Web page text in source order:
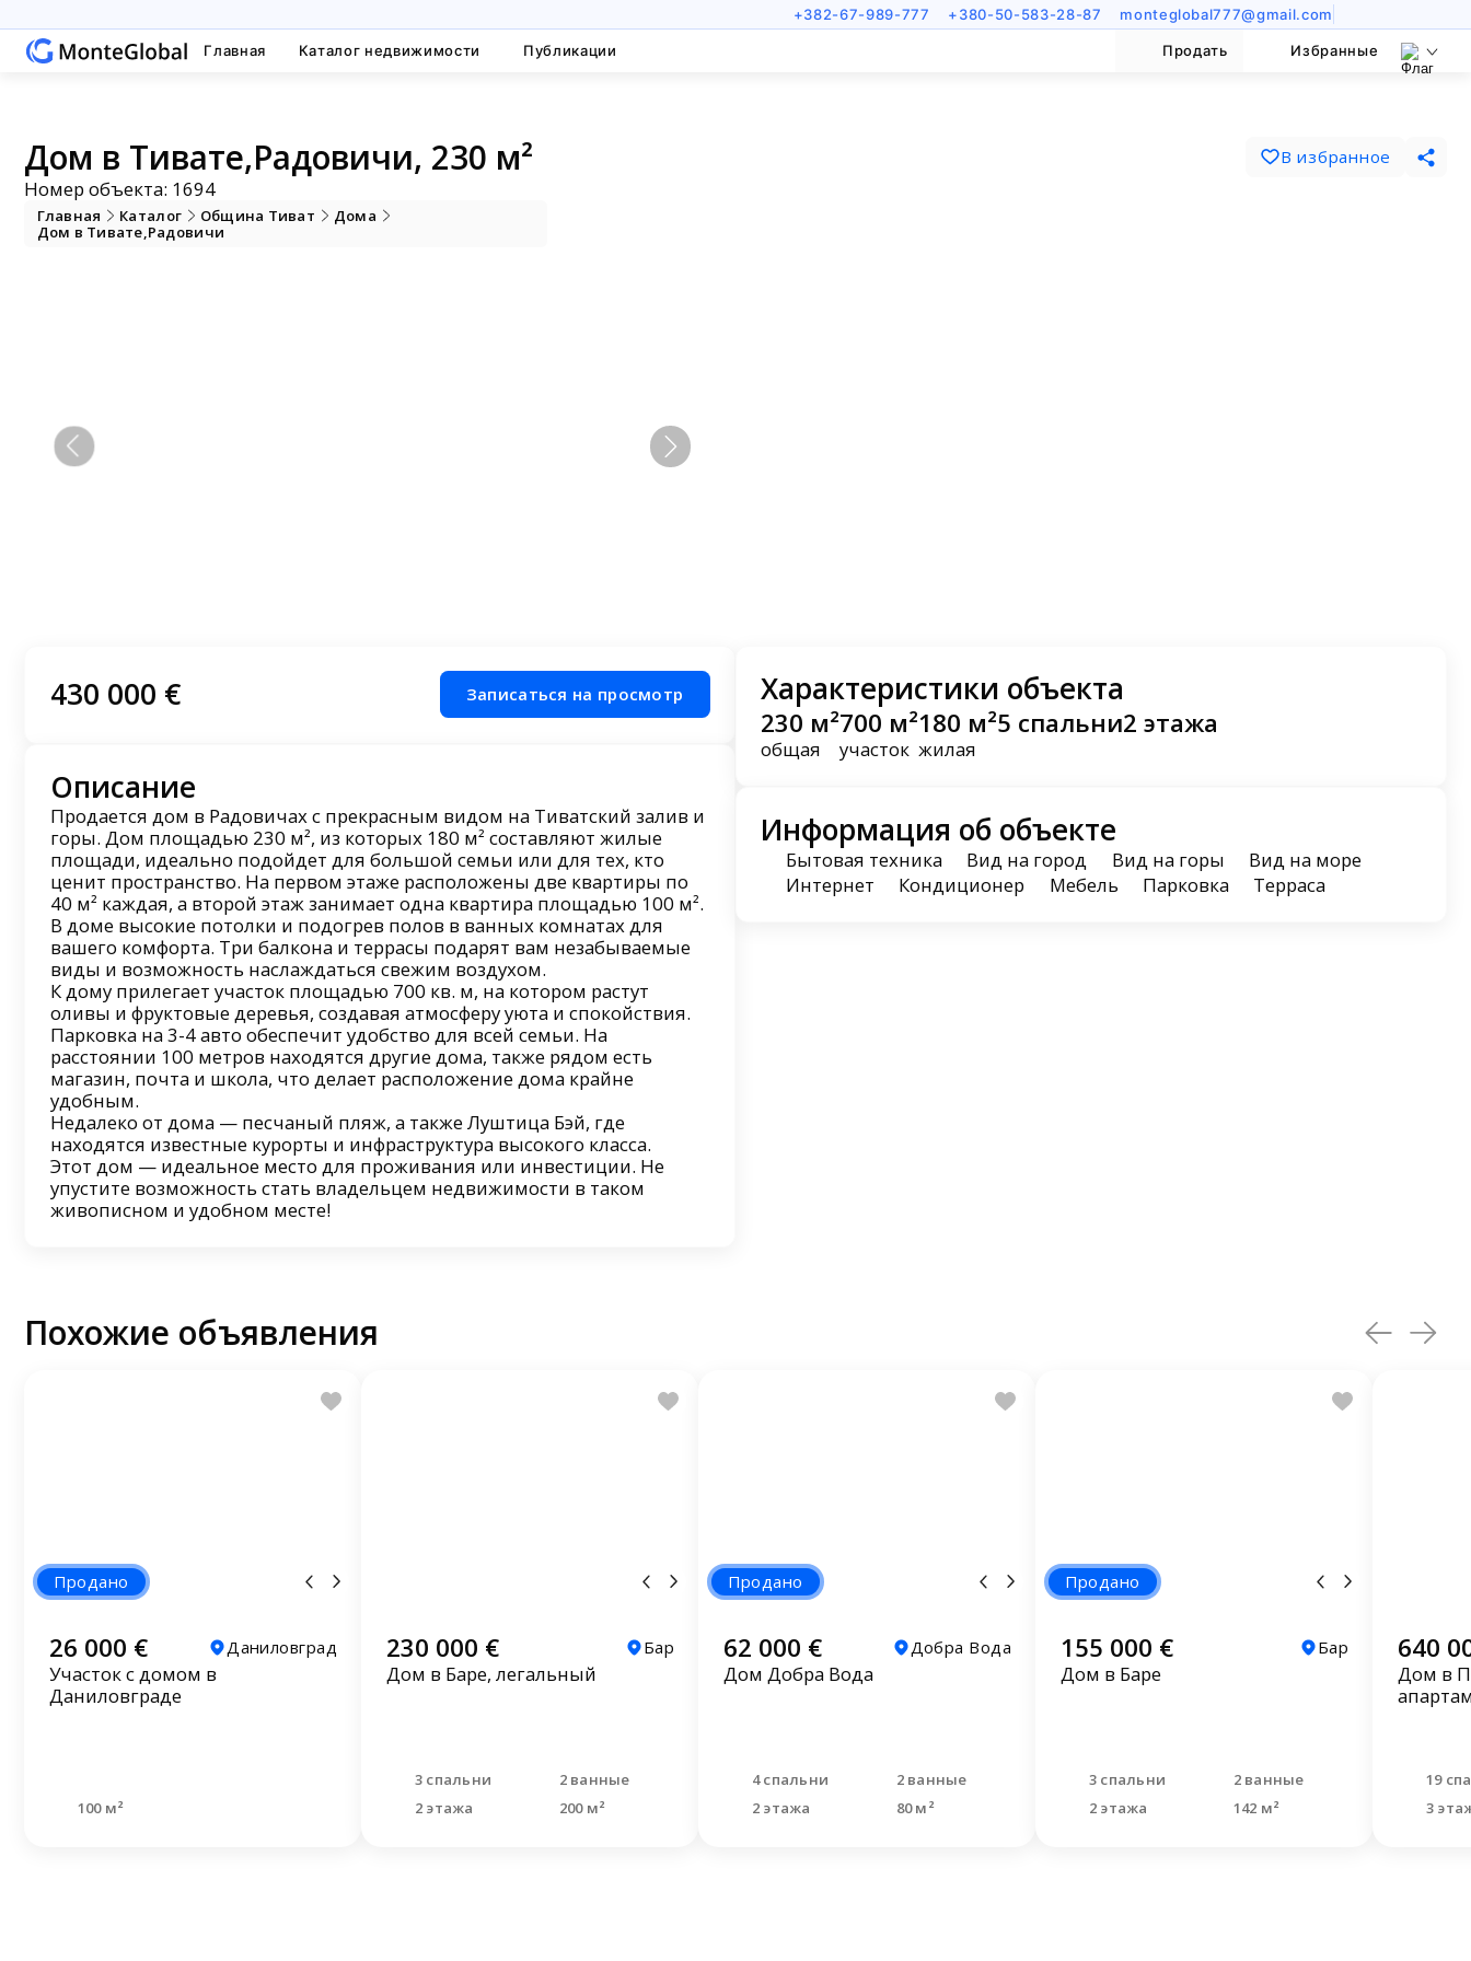
+382-67-989-777 +380-50-583-28-87 monteglobal777@gmail.com
Главная Каталог недвижимости Публикации Продать Избранные
Дом в Тивате,Радовичи, 230 м²
Номер объекта: 1694
В избранное
Главная Каталог Община Тиват
Дома
Дом в Тивате,Радовичи
430 000 € Записаться на просмотр
Описание
Продается дом в Радовичах с прекрасным видом на Тиватский залив и
горы. Дом площадью 230 м², из которых 180 м² составляют жилые
площади, идеально подойдет для большой семьи или для тех, кто
ценит пространство. На первом этаже расположены две квартиры по
40 м² каждая, а второй этаж занимает одна квартира площадью 100 м².
В доме высокие потолки и подогрев полов в ванных комнатах для
вашего комфорта. Три балкона и террасы подарят вам незабываемые
виды и возможность наслаждаться свежим воздухом.
К дому прилегает участок площадью 700 кв. м, на котором растут
оливы и фруктовые деревья, создавая атмосферу уюта и спокойствия.
Парковка на 3-4 авто обеспечит удобство для всей семьи. На
расстоянии 100 метров находятся другие дома, также рядом есть
магазин, почта и школа, что делает расположение дома крайне
удобным.
Недалеко от дома — песчаный пляж, а также Луштица Бэй, где
находятся известные курорты и инфраструктура высокого класса.
Этот дом — идеальное место для проживания или инвестиции. Не
упустите возможность стать владельцем недвижимости в таком
живописном и удобном месте!
Характеристики объекта
230 м²
общая
700 м²
участок
180 м²
жилая
5 спальни2 этажа
Информация об объекте
Бытовая техника Вид на город Вид на горы
Вид на море
Интернет
Кондиционер Мебель Парковка Терраса
Похожие объявления
Продано
26 000 € Даниловград
Участок с домом в
Даниловграде
100 м²
230 000 € Бар
Дом в Баре, легальный
3 спальни
2 ванные
2 этажа
200 м²
Продано
62 000 € Добра Вода
Дом Добра Вода
4 спальни
2 ванные
2 этажа
80 м²
Продано
155 000 € Бар
Дом в Баре
3 спальни
2 ванные
2 этажа
142 м²
640
Дом в
19
3